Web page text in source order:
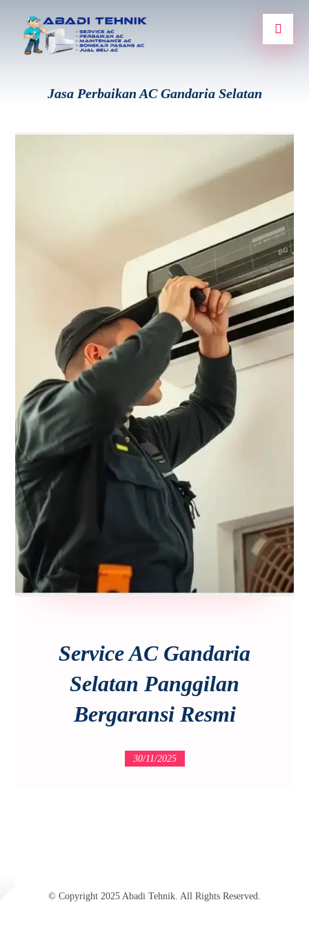
Jasa Perbaikan AC Gandaria Selatan
Service AC Gandaria
Selatan Panggilan
Bergaransi Resmi
30/11/2025
© Copyright 2025 Abadi Tehnik. All Rights Reserved.